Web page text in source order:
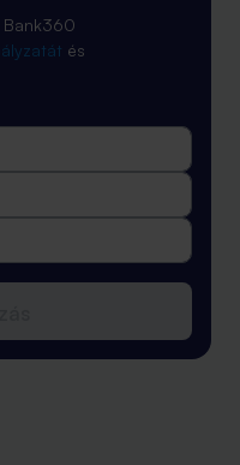
Bank360
és